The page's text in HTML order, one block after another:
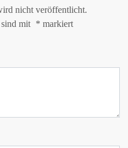
nicht veröffentlicht.
mit * markiert